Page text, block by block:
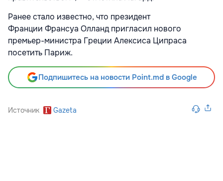
Ранее стало известно, что президент
Франции Франсуа Олланд пригласил нового
премьер-министра Греции Алексиса Ципраса
посетить Париж.
Подпишитесь на новости Point.md в Google
Источник Gazeta